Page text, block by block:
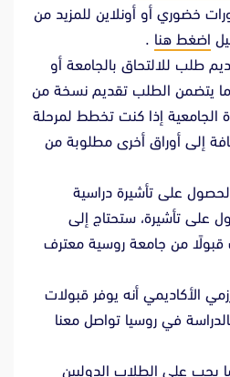
خضوري أو أونلاين للمزيد من
اضغط هنا .
طلب للالتحاق بالجامعة أو
ما يتضمن الطلب تقديم نسخة من
الجامعية إذا كنت تخطط لمرحلة
إلى أوراق أخرى مطلوبة من
على تأشيرة دراسية
على تأشيرة، ستحتاج إلى
من جامعة روسية معترف
الأكاديمي أنه يوفر قبولات
في روسيا تواصل معنا
يجب على الطلاب الدوليين